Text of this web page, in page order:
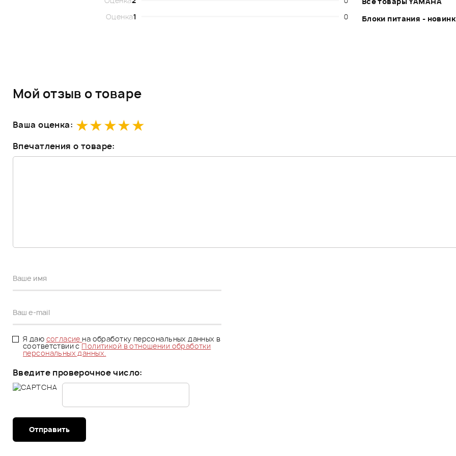
Оценка1 0
Блоки питания -
Мой отзыв о товаре
Ваша оценка:
Впечатления о товаре:
Я даю согласие на обработку персональных данных в
соответствии сПолитикой в отношении обработки
персональных данных.
Введите проверочное число:
Отправить